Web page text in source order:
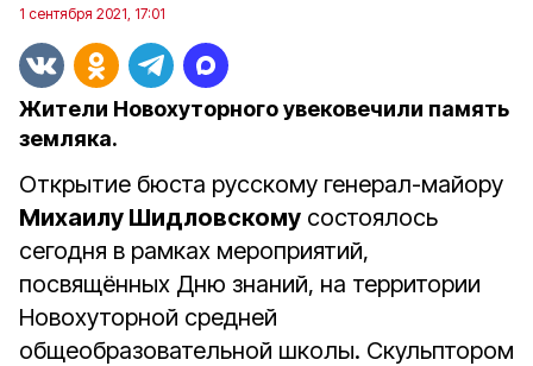
1 сентября 2021, 17:01
Жители Новохуторного увековечили память
земляка.
Открытие бюста русскому генерал-майору
Михаилу Шидловскому состоялось
сегодня в рамках мероприятий,
посвящённых Дню знаний, на территории
Новохуторной средней
общеобразовательной школы. Скульптором